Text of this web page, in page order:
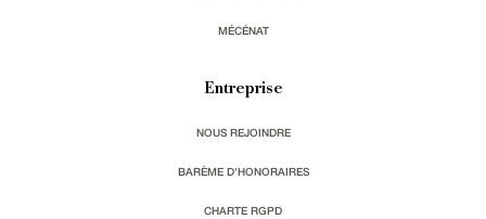
MÉCÉNAT
Entreprise
NOUS REJOINDRE
BARÈME D'HONORAIRES
CHARTE RGPD